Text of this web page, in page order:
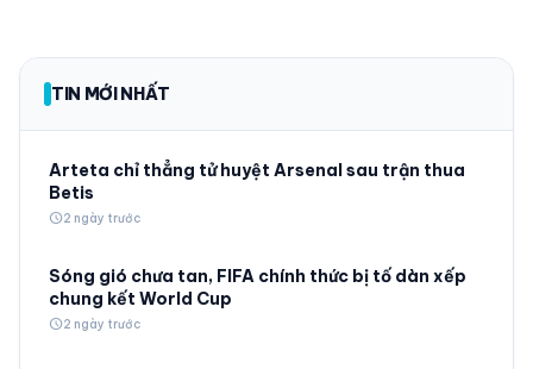
TIN MỚI NHẤT
Arteta chỉ thẳng tử huyệt Arsenal sau trận thua
Betis
schedule2 ngày trước
Sóng gió chưa tan, FIFA chính thức bị tố dàn xếp
chung kết World Cup
schedule2 ngày trước